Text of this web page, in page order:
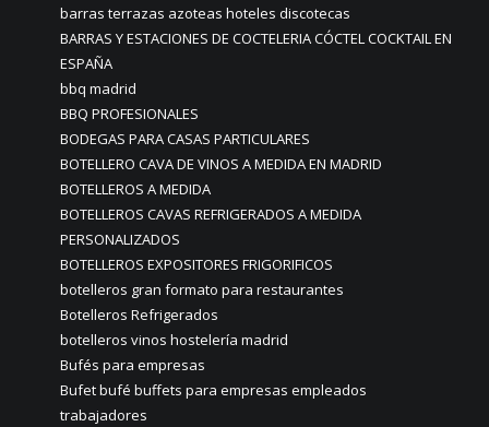
barras terrazas azoteas hoteles discotecas
BARRAS Y ESTACIONES DE COCTELERIA CÓCTEL COCKTAIL EN
ESPAÑA
bbq madrid
BBQ PROFESIONALES
BODEGAS PARA CASAS PARTICULARES
BOTELLERO CAVA DE VINOS A MEDIDA EN MADRID
BOTELLEROS A MEDIDA
BOTELLEROS CAVAS REFRIGERADOS A MEDIDA
PERSONALIZADOS
BOTELLEROS EXPOSITORES FRIGORIFICOS
botelleros gran formato para restaurantes
Botelleros Refrigerados
botelleros vinos hostelería madrid
Bufés para empresas
Bufet bufé buffets para empresas empleados
trabajadores